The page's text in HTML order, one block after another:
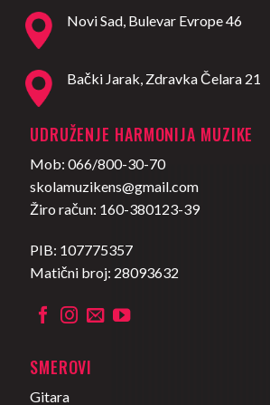
Novi Sad, Bulevar Evrope 46
Bački Jarak, Zdravka Čelara 21
UDRUŽENJE HARMONIJA MUZIKE
Mob: 066/800-30-70
skolamuzikens@gmail.com
Žiro račun: 160-380123-39
PIB: 107775357
Matični broj: 28093632
SMEROVI
Gitara